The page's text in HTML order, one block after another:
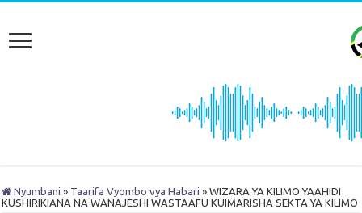
Nyumbani » Taarifa Vyombo vya Habari » WIZARA YA KILIMO YAAHIDI
KUSHIRIKIANA NA WANAJESHI WASTAAFU KUIMARISHA SEKTA YA KILIMO